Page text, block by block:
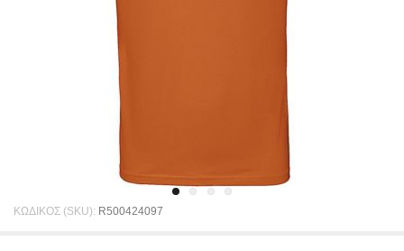
ΚΩΔΙΚΟΣ (SKU): R500424097